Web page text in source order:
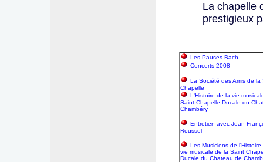
La chapelle
prestigieux
Les Pauses Bach
Concerts 2008
La Société des Amis de la
Chapelle
L'Histoire de la vie
Saint Chapelle Ducale du
Chambéry
Entretien avec Jean-
Roussel
Les Musiciens de l'Histoire
vie musicale de la Saint
Ducale du Chateau de